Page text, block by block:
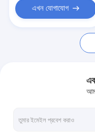
খবর
ফেরো সিলিকন স্ল্যাগ
এখন যোগাযোগ